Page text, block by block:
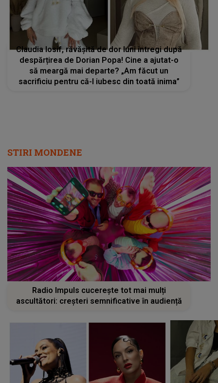
Claudia Iosif, răvășită de dor luni întregi după
despărțirea de Dorian Popa! Cine a ajutat-o
să meargă mai departe? „Am făcut un
sacrificiu pentru că-l iubesc din toată inima”
STIRI MONDENE
Radio Impuls cucerește tot mai mulți
ascultători: creșteri semnificative în audiență